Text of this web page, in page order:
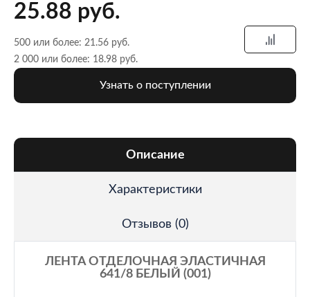
25.88 руб.
500 или более: 21.56 руб.
2 000 или более: 18.98 руб.
Узнать о поступлении
Описание
Характеристики
Отзывов (0)
ЛЕНТА ОТДЕЛОЧНАЯ ЭЛАСТИЧНАЯ
641/8 БЕЛЫЙ (001)